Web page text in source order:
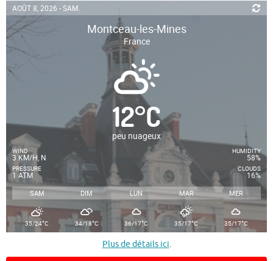
AOÛT 8, 2026 - SAM.
Montceau-les-Mines
France
12°C
peu nuageux
WIND
3 KM/H, N
PRESSURE
1 ATM
HUMIDITY
58%
CLOUDS
16%
SAM DIM LUN MAR MER
35/24°C 34/18°C 36/17°C 35/17°C 35/17°C
Plus de détails ici.